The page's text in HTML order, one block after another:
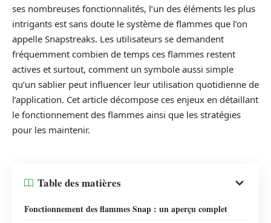
ses nombreuses fonctionnalités, l’un des éléments les plus
intrigants est sans doute le système de flammes que l’on
appelle Snapstreaks. Les utilisateurs se demandent
fréquemment combien de temps ces flammes restent
actives et surtout, comment un symbole aussi simple
qu’un sablier peut influencer leur utilisation quotidienne de
l’application. Cet article décompose ces enjeux en détaillant
le fonctionnement des flammes ainsi que les stratégies
pour les maintenir.
Table des matières
Fonctionnement des flammes Snap : un aperçu complet